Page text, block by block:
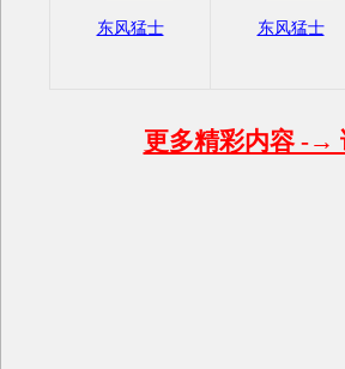
东风猛士 东风猛士
更多精彩内容 -→